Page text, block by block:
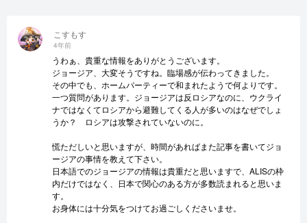
こすもす
4年前
うわぁ、貴重な情報をありがとうございます。
ジョージア、大変そうですね。臨場感が伝わってきました。
その中でも、ホームパーティーで和まれたようで何よりです。
一つ質問があります。ジョージアは反ロシアなのに、ウクライ
ナではなくてロシアから避難してくる人が多いのはなぜでしょ
うか？ ロシアは攻撃されていないのに。
慌ただしいと思いますが、時間があればまた記事を書いてジョ
ージアの事情を教えて下さい。
日本語でのジョージアの情報は貴重だと思いますで、ALISの枠
内だけではなく、日本で関心のある方が多数読まれると思いま
す。
お身体には十分気をつけてお過ごしくださいませ。